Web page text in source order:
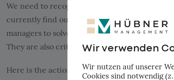
We need to recognize that black and white
currently find ourselves in. The problems we
managers to solve. They are also, at the
They are also critical problems that need
Here is the action to take for all of us to
Wir verwenden
Wir nutzen auf unserer
Cookies sind notwendig